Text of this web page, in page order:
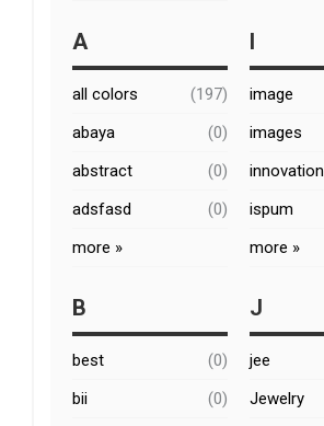
A
all colors
(197)
abaya
(0)
abstract
(0)
adsfasd
(0)
more »
B
best
(0)
bii
(0)
I
image
images
innovation
ispum
more »
J
jee
Jewelry